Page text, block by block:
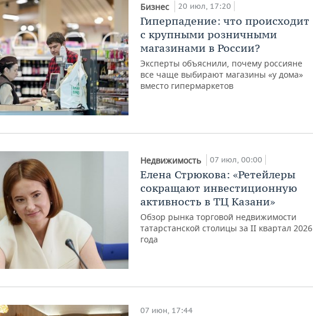
Бизнес 20 июл, 17:20
Гиперпадение: что происходит
с крупными розничными
магазинами в России?
Эксперты объяснили, почему россияне
все чаще выбирают магазины «у дома»
вместо гипермаркетов
Недвижимость 07 июл, 00:00
Елена Стрюкова: «Ретейлеры
сокращают инвестиционную
активность в ТЦ Казани»
Обзор рынка торговой недвижимости
татарстанской столицы за II квартал 2026
года
07 июн, 17:44